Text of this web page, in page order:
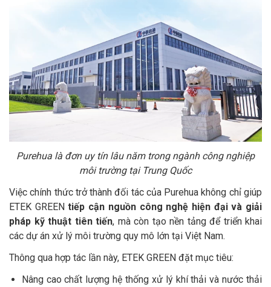
Purehua là đơn uy tín lâu năm trong ngành công nghiệp
môi trường tại Trung Quốc
Việc chính thức trở thành đối tác của Purehua không chỉ giúp
ETEK GREENtiếp cận nguồn công nghệ hiện đại và giải
pháp kỹ thuật tiên tiến, mà còn tạo nền tảng để triển khai
các dự án xử lý môi trường quy mô lớn tại Việt Nam.
Thông qua hợp tác lần này, ETEK GREEN đặt mục tiêu:
Nâng cao chất lượng hệ thống xử lý khí thải và nước thải